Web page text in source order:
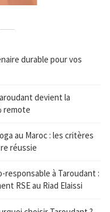
durable pour vos
devient la
remote
au Maroc : les critères
réussie
responsable à Taroudant :
RSE au Riad Elaissi